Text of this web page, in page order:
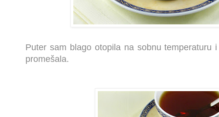
Puter sam blago otopila na sobnu temperaturu
promešala.